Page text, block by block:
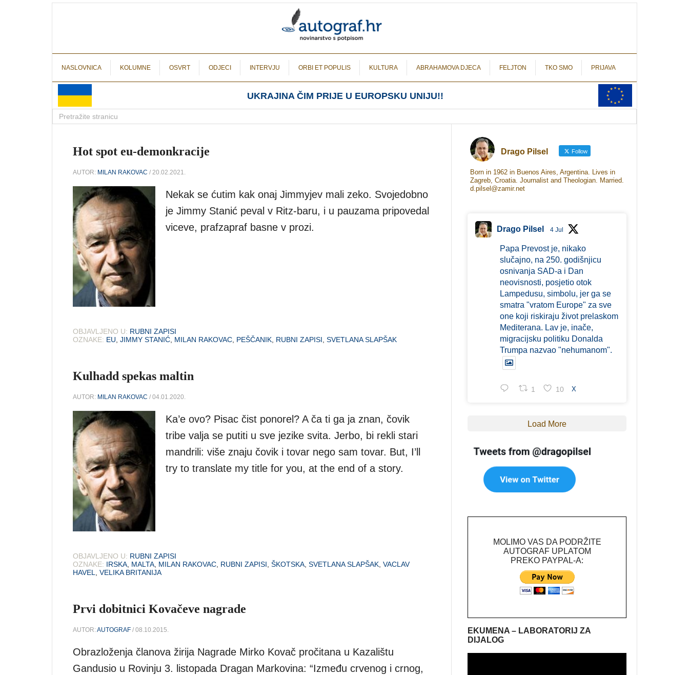
NASLOVNICA KOLUMNE OSVRT ODJECI INTERVJU ORBI ET POPULIS KULTURA ABRAHAMOVA DJECA FELJTON TKO SMO PRIJAVA
UKRAJINA ČIM PRIJE U EUROPSKU UNIJU!!
Hot spot eu-demonkracije
AUTOR: MILAN RAKOVAC / 20.02.2021.
Nekak se ćutim kak onaj Jimmyjev mali zeko. Svojedobno
je Jimmy Stanić peval v Ritz-baru, i u pauzama pripovedal
viceve, prafzapraf basne v prozi.
OBJAVLJENO U: RUBNI ZAPISI
OZNAKE: EU JIMMY STANIĆ MILAN RAKOVAC PEŠČANIK RUBNI ZAPISI SVETLANA SLAPŠAK
Kulhadd spekas maltin
AUTOR: MILAN RAKOVAC / 04.01.2020.
Ka’e ovo? Pisac čist ponorel? A ča ti ga ja znan, čovik
tribe valja se putiti u sve jezike svita. Jerbo, bi rekli stari
mandrili: više znaju čovik i tovar nego sam tovar. But, I’ll
try to translate my title for you, at the end of a story.
OBJAVLJENO U: RUBNI ZAPISI
OZNAKE: IRSKA MALTA MILAN RAKOVAC RUBNI ZAPISI ŠKOTSKA SVETLANA SLAPŠAK VACLAV
HAVEL
VELIKA BRITANIJA
Prvi dobitnici Kovačeve nagrade
AUTOR:AUTOGRAF / 08.10.2015.
Obrazloženja članova žirija Nagrade Mirko Kovač pročitana u Kazalištu
Gandusio u Rovinju 3. listopada Dragan Markovina: “Između crvenog i crnog,
Drago Pilsel Follow
Born in 1962 in Buenos Aires, Argentina. Lives in
Zagreb, Croatia. Journalist and Theologian. Married.
d.pilsel@zamir.net
Drago Pilsel 4 Jul
Papa Prevost je, nikako
slučajno, na 250. godišnjicu
osnivanja SAD-a i Dan
neovisnosti, posjetio otok
Lampedusu, simbolu, jer ga se
smatra "vratom Europe" za sve
one koji riskiraju život prelaskom
Mediterana. Lav je, inače,
migracijsku politiku Donalda
Trumpa nazvao "nehumanom".
1 10 X
Load More
MOLIMO VAS DA PODRŽITE
AUTOGRAF UPLATOM
PREKO PAYPAL-A:
EKUMENA – LABORATORIJ ZA
DIJALOG